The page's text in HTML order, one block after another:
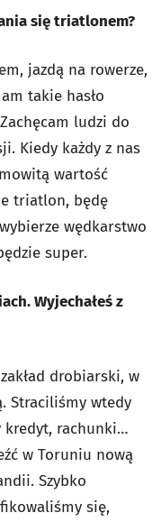
się triatlonem?
jazdą na rowerze,
takie hasło
ludzi do
Kiedy każdy z nas
wartość
triatlon, będę
wędkarstwo
super.
Wyjechałeś z
drobiarski, w
Straciliśmy wtedy
kredyt, rachunki…
w Toruniu nową
Szybko
się,